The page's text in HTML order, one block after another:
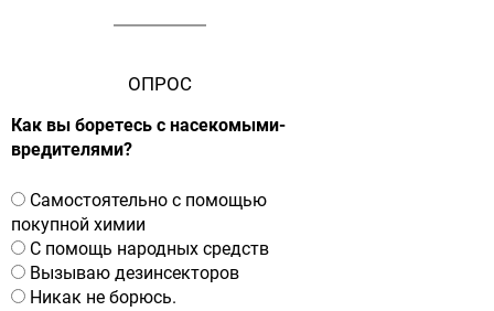
ОПРОС
Как вы боретесь с насекомыми-
вредителями?
В
а
р
и
а
Самостоятельно с помощью
покупной химии
С помощь народных средств
Вызываю дезинсекторов
Никак не борюсь.